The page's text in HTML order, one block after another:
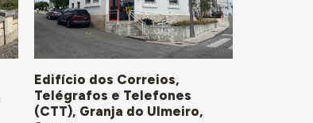
Edifício dos Correios,
Telégrafos e Telefones
(CTT), Granja do Ulmeiro,